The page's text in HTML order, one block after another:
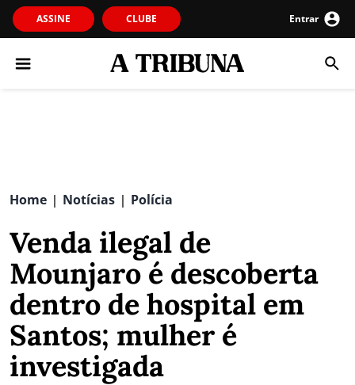
ASSINE CLUBE Entrar
Home | Notícias | Polícia
Venda ilegal de
Mounjaro é descoberta
dentro de hospital em
Santos; mulher é
investigada